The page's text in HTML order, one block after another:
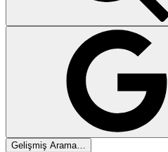
Gelişmiş Arama…